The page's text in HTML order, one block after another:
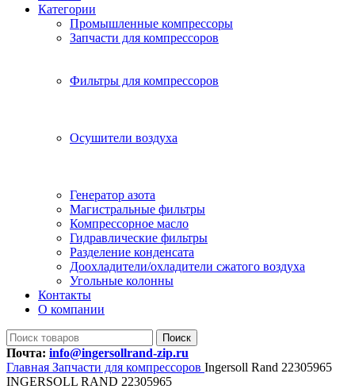
Категории
Промышленные компрессоры
Запчасти для компрессоров
Фильтры для компрессоров
Осушители воздуха
Генератор азота
Магистральные фильтры
Компрессорное масло
Гидравлические фильтры
Разделение конденсата
Доохладители/охладители сжатого воздуха
Угольные колонны
Контакты
О компании
Поиск
Почта: info@ingersollrand-zip.ru
Главная Запчасти для компрессоров Ingersoll Rand 22305965
INGERSOLL RAND 22305965